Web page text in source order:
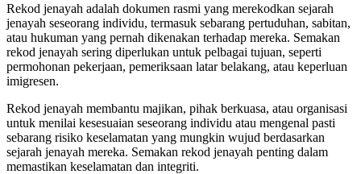
Rekod jenayah adalah dokumen rasmi yang merekodkan sejarah
jenayah seseorang individu, termasuk sebarang pertuduhan, sabitan,
atau hukuman yang pernah dikenakan terhadap mereka. Semakan
rekod jenayah sering diperlukan untuk pelbagai tujuan, seperti
permohonan pekerjaan, pemeriksaan latar belakang, atau keperluan
imigresen.
Rekod jenayah membantu majikan, pihak berkuasa, atau organisasi
untuk menilai kesesuaian seseorang individu atau mengenal pasti
sebarang risiko keselamatan yang mungkin wujud berdasarkan
sejarah jenayah mereka. Semakan rekod jenayah penting dalam
memastikan keselamatan dan integriti.